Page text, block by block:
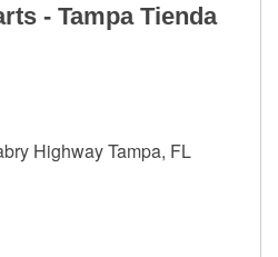
- Tampa Tienda
Highway Tampa, FL